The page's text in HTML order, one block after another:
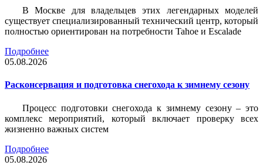
В Москве для владельцев этих легендарных моделей
существует специализированный технический центр, который
полностью ориентирован на потребности Tahoe и Escalade
Подробнее
05.08.2026
Расконсервация и подготовка снегохода к зимнему сезону
Процесс подготовки снегохода к зимнему сезону – это
комплекс мероприятий, который включает проверку всех
жизненно важных систем
Подробнее
05.08.2026